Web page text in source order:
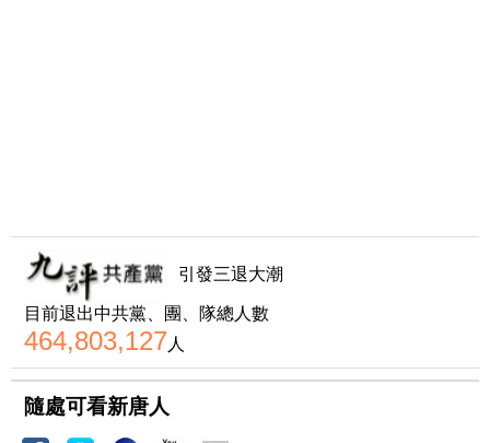
引發三退大潮
目前退出中共黨、團、隊總人數
464,803,127人
隨處可看新唐人